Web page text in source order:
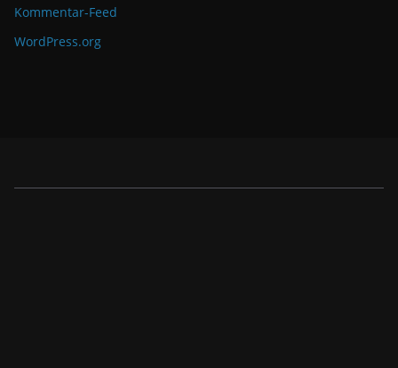
Kommentar-Feed
WordPress.org